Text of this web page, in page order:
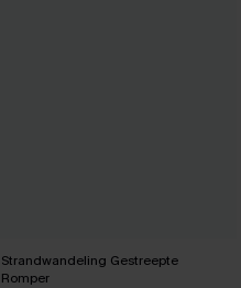
Strandwandeling Gestreepte
Romper